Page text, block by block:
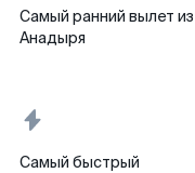
Самый ранний вылет из
Анадыря
Самый быстрый